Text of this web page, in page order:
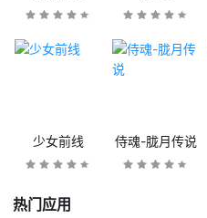
少女前线 侍魂-胧月传说
热门应用